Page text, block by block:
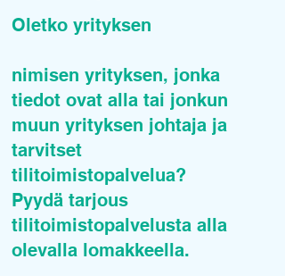
Oletko yrityksen
nimisen yrityksen, jonka
tiedot ovat alla tai jonkun
muun yrityksen johtaja ja
tarvitset
tilitoimistopalvelua?
Pyydä tarjous
tilitoimistopalvelusta alla
olevalla lomakkeella.